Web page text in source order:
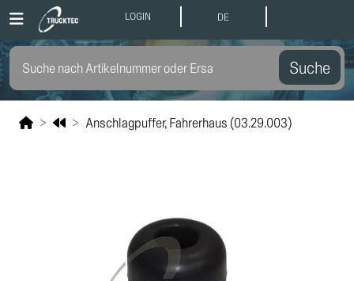
LOGIN DE
Suche
Anschlagpuffer, Fahrerhaus (03.29.003)